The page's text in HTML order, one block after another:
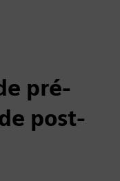
pré-
post-